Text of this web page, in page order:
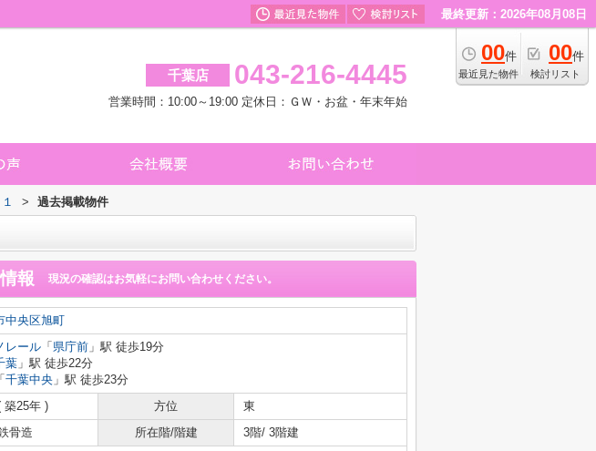
最終更新：2026年08月08日
00件
最近見た物件
00件
検討リスト
千葉店 043-216-4445
営業時間：10:00～19:00 定休日：ＧＷ・お盆・年末年始
> 過去掲載物件
報 現況の確認はお気軽にお問い合わせください。
中央区旭町
レール 「 県庁前 」駅 徒歩19分
葉 」駅 徒歩22分
「 千葉中央 」駅 徒歩23分
築25年 ) 方位
東
骨造 所在階/階建 3階/ 3階建